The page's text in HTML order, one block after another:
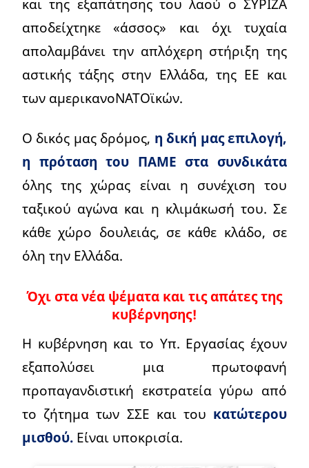
αποδείχτηκε «άσσος» και όχι τυχαία
απολαμβάνει την απλόχερη στήριξη της
αστικής τάξης στην Ελλάδα, της ΕΕ και
των αμερικανοΝΑΤΟϊκών.
Ο δικός μας δρόμος, η δική μας επιλογή,
η πρόταση του ΠΑΜΕ στα συνδικάτα
όλης της χώρας είναι η συνέχιση του
ταξικού αγώνα και η κλιμάκωσή του. Σε
κάθε χώρο δουλειάς, σε κάθε κλάδο, σε
όλη την Ελλάδα.
Όχι στα νέα ψέματα και τις απάτες της
κυβέρνησης!
Η κυβέρνηση και το Υπ. Εργασίας έχουν
εξαπολύσει μια πρωτοφανή
προπαγανδιστική εκστρατεία γύρω από
το ζήτημα των ΣΣΕ και του κατώτερου
μισθού. Είναι υποκρισία.